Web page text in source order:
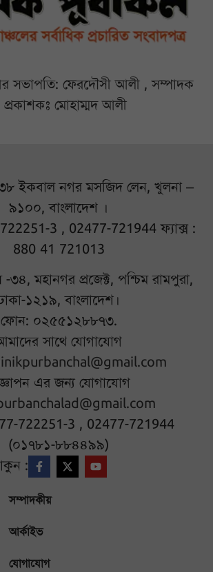
সভাপতি: ফেরদৌসী আলী , সম্পাদক
মোহাম্মদ আলী
ইকবাল নগর মসজিদ লেন, খুলনা –
৯১০০, বাংলাদেশ ।
3 , 02477-721944 ফ্যাক্স :
880 41 721013
৩৪, মহানগর প্রজেক্ট, পশ্চিম রামপুরা,
১২১৯, বাংলাদেশ।
ফোন: ০২৫৫১২৮৮৭৩.
সাথে যোগাযোগ
এর জন্য যোগাযোগ
722251-3 , 02477-721944
(০১৭৮১-৮৮৪৪৯৯)
:
সম্পাদকীয়
আর্কাইভ
যোগাযোগ